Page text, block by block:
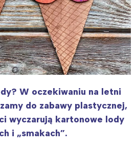
W oczekiwaniu na letni
do zabawy plastycznej,
wyczarują kartonowe lody
i „smakach”.